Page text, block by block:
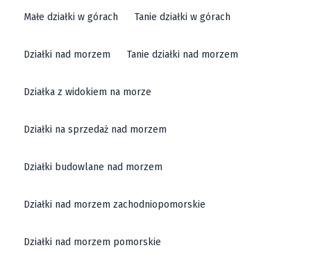
Małe działki w górach Tanie działki w górach
Działki nad morzem Tanie działki nad morzem
Działka z widokiem na morze
Działki na sprzedaż nad morzem
Działki budowlane nad morzem
Działki nad morzem zachodniopomorskie
Działki nad morzem pomorskie